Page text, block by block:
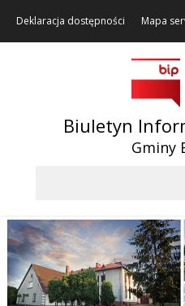
Deklaracja dostępności Mapa
Biuletyn
Gminy